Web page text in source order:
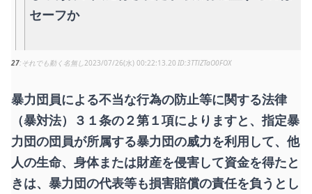
セーフか
27 それでも動く名無し 2023/07/26(水) 00:22:13.20 3TTlZTaO0FOX
暴力団員による不当な行為の防止等に関する法律
（暴対法）３１条の２第１項によりますと、指定暴
力団の団員が所属する暴力団の威力を利用して、他
人の生命、身体または財産を侵害して資金を得たと
きは、暴力団の代表等も損害賠償の責任を負うとし